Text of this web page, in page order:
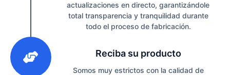
actualizaciones en directo, garantizándole
total transparencia y tranquilidad durante
todo el proceso de fabricación.
Reciba su producto
Somos muy estrictos con la calidad de